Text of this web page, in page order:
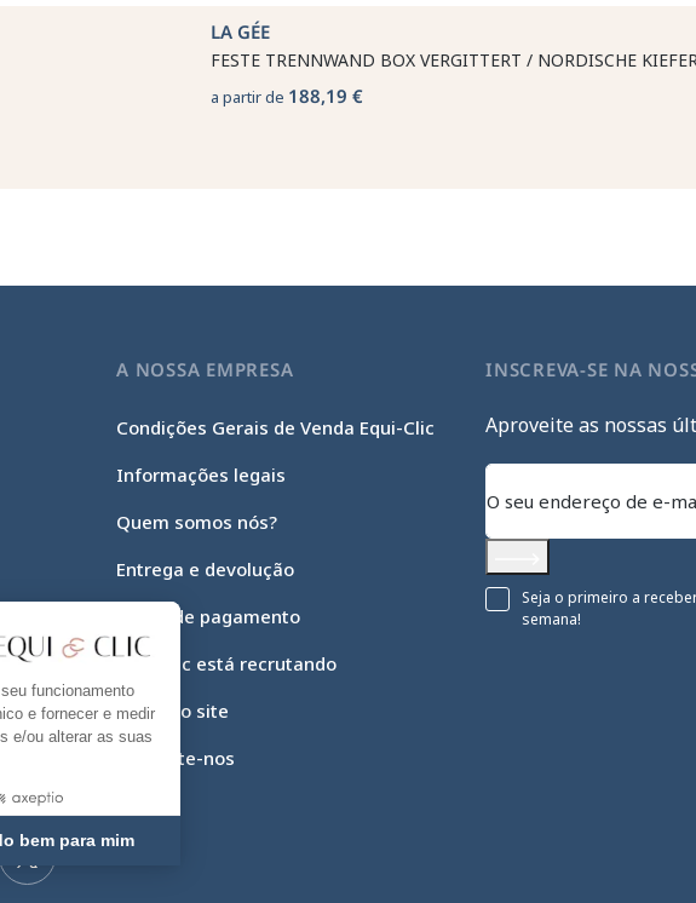
funcionamento
e fornecer e medir
e/ou alterar as suas
bem para mim
Personalize suas opções
LA GÉE
FESTE TRENNWAND BOX VERGITTERT / NORDISCHE KIEFER
a partir de 188,19 €
A NOSSA EMPRESA
Condições Gerais de Venda Equi-Clic
Informações legais
Quem somos nós?
Entrega e devolução
Meios de pagamento
Equi-Clic está recrutando
Mapa do site
Contacte-nos
INSCREVA-SE NA
Aproveite as nossas
Subscrever
Seja o primeiro a
semana!
Twitter